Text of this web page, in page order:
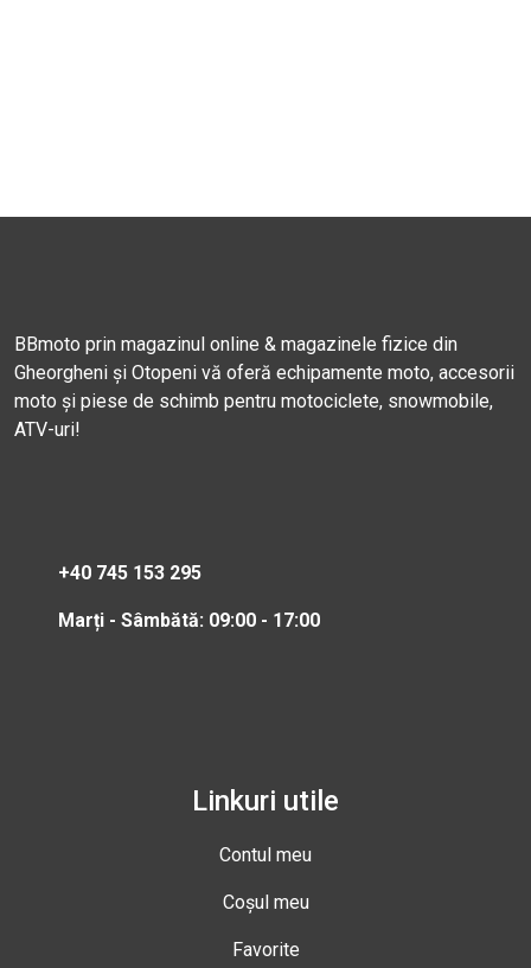
BBmoto prin magazinul online & magazinele fizice din
Gheorgheni și Otopeni vă oferă echipamente moto, accesorii
moto și piese de schimb pentru motociclete, snowmobile,
ATV-uri!
+40 745 153 295
Marți - Sâmbătă: 09:00 - 17:00
Linkuri utile
Contul meu
Coșul meu
Favorite